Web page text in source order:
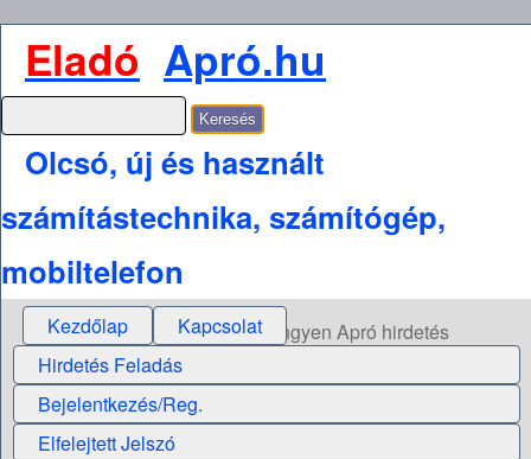
Eladó Apró.hu
Olcsó, új és használt
számítástechnika, számítógép,
mobiltelefon
Kezdőlap Kapcsolat
Ingyen Apró hirdetés
Hirdetés Feladás
Bejelentkezés/Reg.
Elfelejtett Jelszó